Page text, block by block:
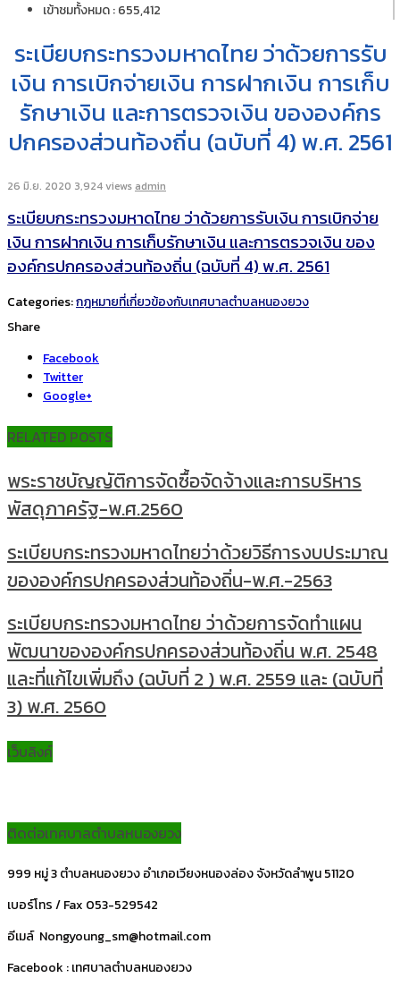
เข้าชมทั้งหมด : 655,412
ระเบียบกระทรวงมหาดไทย ว่าด้วยการรับ
เงิน การเบิกจ่ายเงิน การฝากเงิน การเก็บ
รักษาเงิน และการตรวจเงิน ขององค์กร
ปกครองส่วนท้องถิ่น (ฉบับที่ 4) พ.ศ. 2561
26 มิ.ย. 2020 3,924 views admin
ระเบียบกระทรวงมหาดไทย ว่าด้วยการรับเงิน การเบิกจ่าย
เงิน การฝากเงิน การเก็บรักษาเงิน และการตรวจเงิน ของ
องค์กรปกครองส่วนท้องถิ่น (ฉบับที่ 4) พ.ศ. 2561
Categories:กฎหมายที่เกี่ยวข้องกับเทศบาลตำบลหนองยวง
Share
Facebook
Twitter
Google+
RELATED POSTS
พระราชบัญญัติการจัดซื้อจัดจ้างและการบริหาร
พัสดุภาครัฐ-พ.ศ.2560
ระเบียบกระทรวงมหาดไทยว่าด้วยวิธีการงบประมาณ
ขององค์กรปกครองส่วนท้องถิ่น-พ.ศ.-2563
ระเบียบกระทรวงมหาดไทย ว่าด้วยการจัดทำแผน
พัฒนาขององค์กรปกครองส่วนท้องถิ่น พ.ศ. 2548
และที่แก้ไขเพิ่มถึง (ฉบับที่ 2 ) พ.ศ. 2559 และ (ฉบับที่
3) พ.ศ. 2560
เว็บลิงค์
ติดต่อเทศบาลตำบลหนองยวง
999 หมู่ 3 ตำบลหนองยวง อำเภอเวียงหนองล่อง จังหวัดลำพูน 51120
เบอร์โทร / Fax 053-529542
อีเมล์ Nongyoung_sm@hotmail.com
Facebook : เทศบาลตำบลหนองยวง